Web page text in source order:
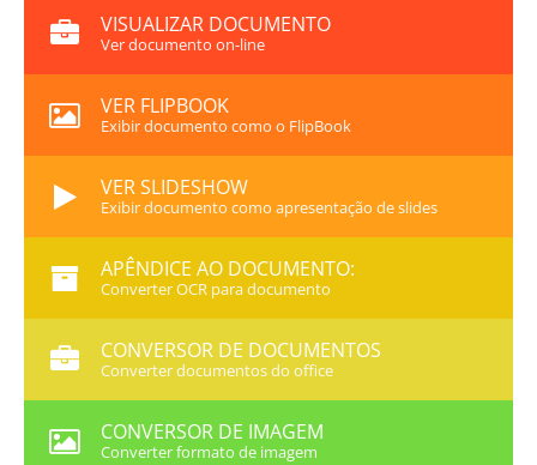
VISUALIZAR DOCUMENTO
Ver documento on-line
VER FLIPBOOK
Exibir documento como o FlipBook
VER SLIDESHOW
Exibir documento como apresentação de slides
APÊNDICE AO DOCUMENTO:
Converter OCR para documento
CONVERSOR DE DOCUMENTOS
Converter documentos do office
CONVERSOR DE IMAGEM
Converter formato de imagem